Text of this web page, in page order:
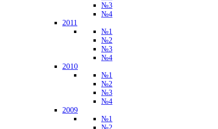
№3
№4
2011
№1
№2
№3
№4
2010
№1
№2
№3
№4
2009
№1
№2